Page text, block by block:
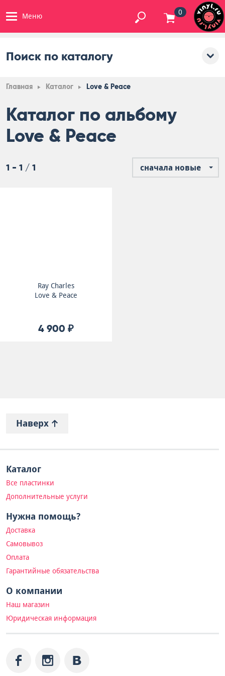
Меню 0
Поиск по каталогу
Главная Каталог Love & Peace
Каталог по альбому
Love & Peace
1 - 1 / 1 сначала новые
Ray Charles
Love & Peace
4 900 ₽
Наверх
Каталог
Все пластинки
Дополнительные услуги
Нужна помощь?
Доставка
Самовывоз
Оплата
Гарантийные обязательства
О компании
Наш магазин
Юридическая информация